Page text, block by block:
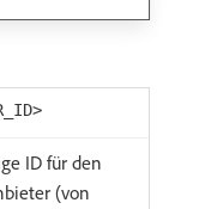
ID für den
(von